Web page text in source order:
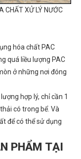
CHẤT XỬ LÝ NƯỚC
hóa chất PAC
quá liều lượng PAC
ở những nơi đóng
hợp lý, chỉ cần 1
có trong bể. Và
để có thể sử dụng
PHẨM TẠI